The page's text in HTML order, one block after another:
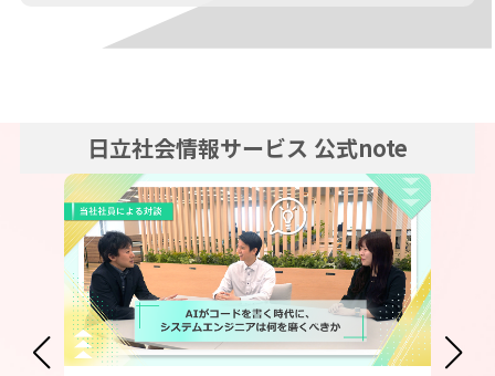
日立社会情報サービス 公式note
新しいウィンドウで開きます